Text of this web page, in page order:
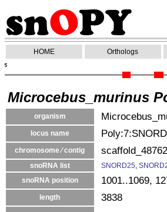
HOME Orthologs
Microcebus_murinus
organism
locus name
chromosome ⁄ contig scaffold_48762
snoRNA list SNORD25,
snoRNA position
1001..1069,
length 3838